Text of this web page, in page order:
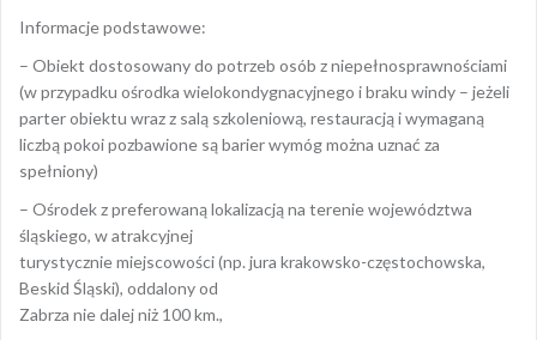
Informacje podstawowe:
– Obiekt dostosowany do potrzeb osób z niepełnosprawnościami
(w przypadku ośrodka wielokondygnacyjnego i braku windy – jeżeli
parter obiektu wraz z salą szkoleniową, restauracją i wymaganą
liczbą pokoi pozbawione są barier wymóg można uznać za
spełniony)
– Ośrodek z preferowaną lokalizacją na terenie województwa
śląskiego, w atrakcyjnej
turystycznie miejscowości (np. jura krakowsko-częstochowska,
Beskid Śląski), oddalony od
Zabrza nie dalej niż 100 km.,